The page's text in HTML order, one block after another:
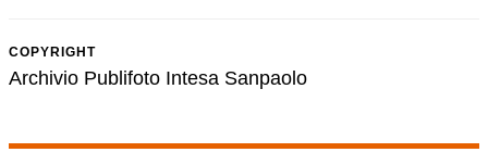
COPYRIGHT
Archivio Publifoto Intesa Sanpaolo